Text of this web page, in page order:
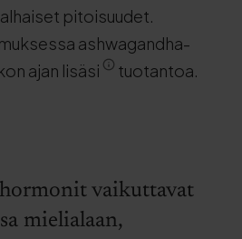
pitoisuudet.
ashwagandha-
ajan lisäsi
tuotantoa.
vaikuttavat
mielialaan,